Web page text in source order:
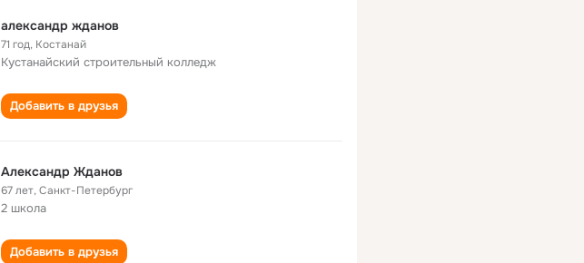
александр жданов
71 год, Костанай
Кустанайский строительный колледж
Добавить в друзья
Александр Жданов
67 лет,Санкт-Петербург
2 школа
Добавить в друзья